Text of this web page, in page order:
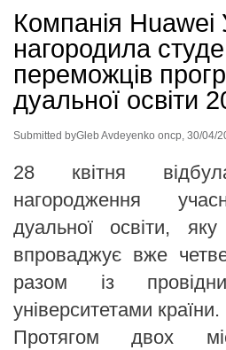
Компанія Huawei
нагородила
переможців
дуальної освіти
Submitted byGleb Avdeyenko onср, 30/04/
28 квітня
нагородження
дуальної освіти,
впроваджує вже
разом із
університетами країни.
Протягом двох